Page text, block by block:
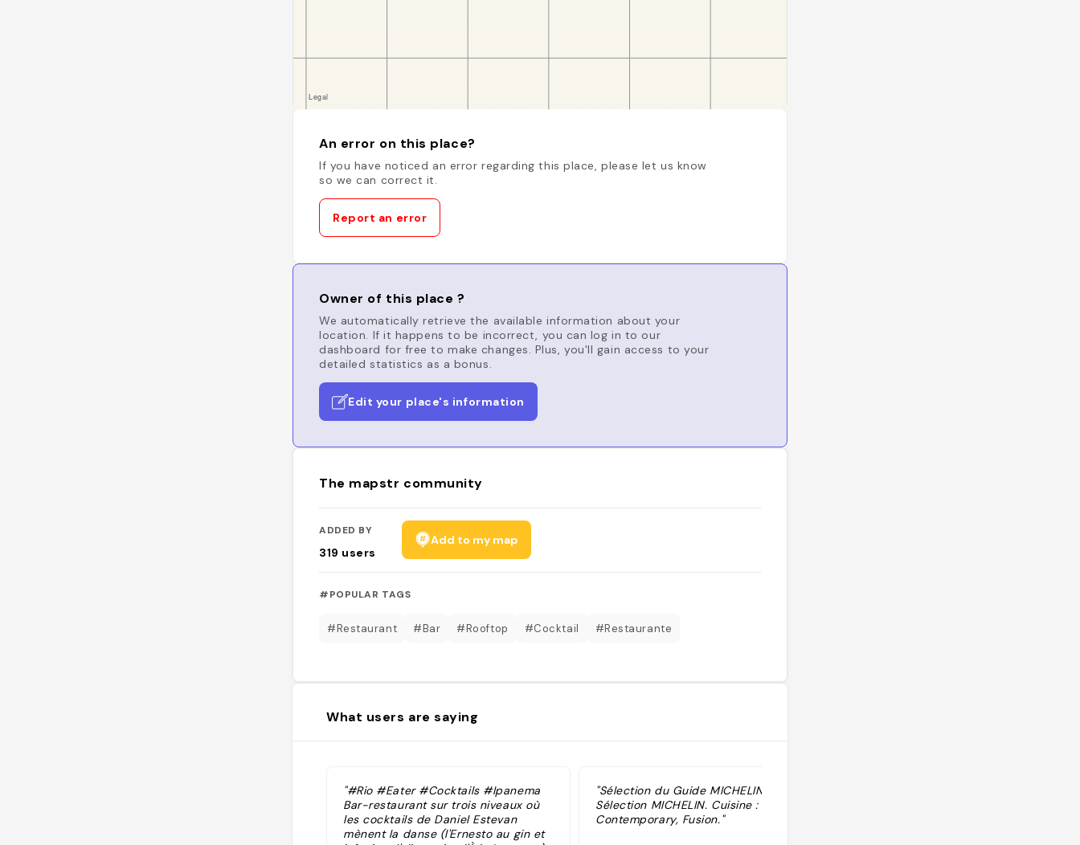
An error on this place?
If you have noticed an error regarding this place, please let us know
so we can correct it.
Report an error
Owner of this place ?
We automatically retrieve the available information about your
location. If it happens to be incorrect, you can log in to our
dashboard for free to make changes. Plus, you'll gain access to your
detailed statistics as a bonus.
Edit your place's information
The mapstr community
ADDED BY
319 users
Add to my map
#POPULAR TAGS
#Restaurant #Bar #Rooftop #Cocktail #Restaurante
What users are saying
"#Rio #Eater #Cocktails #Ipanema
Bar-restaurant sur trois niveaux où
les cocktails de Daniel Estevan
mènent la danse (l'Ernesto au gin et
"Sélection du Guide MICHELIN 2026 :
Sélection MICHELIN. Cuisine :
Contemporary, Fusion."